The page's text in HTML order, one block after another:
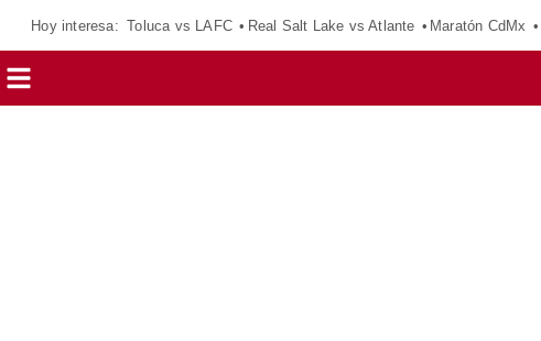
Hoy interesa: Toluca vs LAFC Real Salt Lake vs Atlante Maratón CdMx